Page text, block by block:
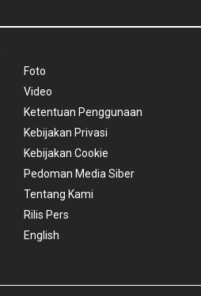
Foto
Video
Ketentuan Penggunaan
Kebijakan Privasi
Kebijakan Cookie
Pedoman Media Siber
Tentang Kami
Rilis Pers
English